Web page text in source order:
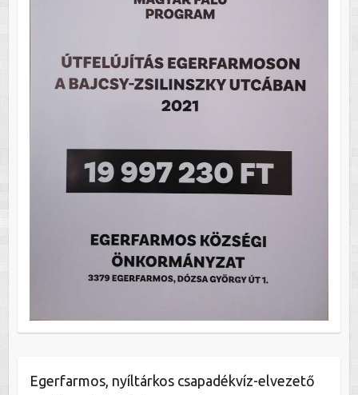
Egerfarmos, nyíltárkos csapadékvíz-elvezető